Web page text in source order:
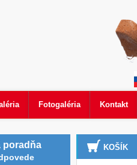
Fotogaléria Kontakt
poradňa KOŠÍK